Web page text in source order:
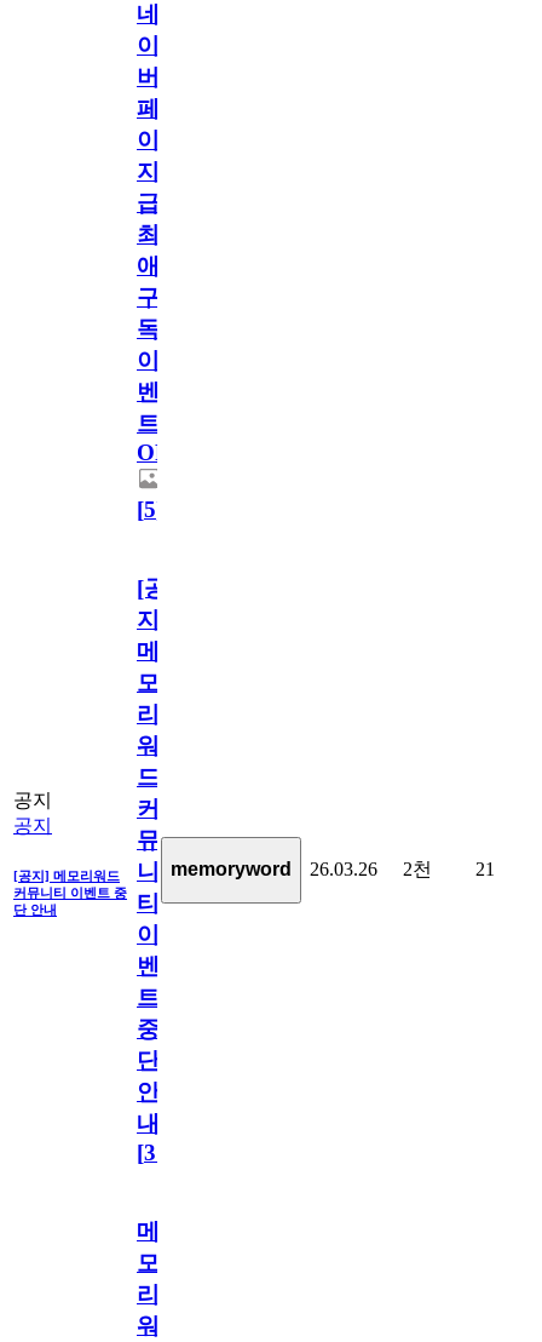
네
이
버
페
이
지
급!
최
애
구
독
이
벤
트
OPEN!
[5]
공지
공지
[공지] 메모리워드
커뮤니티 이벤트 중
단 안내
[공
지]
메
모
리
워
드
커
뮤
니
티
이
벤
트
중
단
안
내
[31
memoryword 26.03.26 2천 21
메
모
리
워